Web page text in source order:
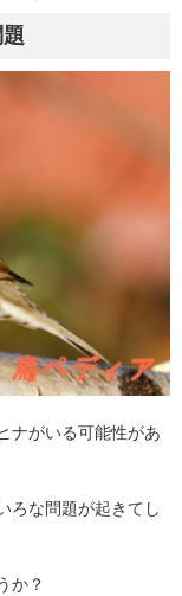
ナがいる可能性があ
ろな問題が起きてし
か？